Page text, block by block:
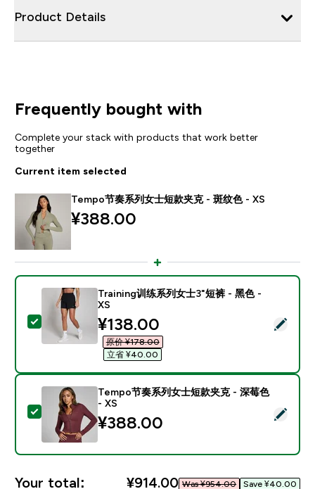
Product Details
Frequently bought with
Complete your stack with products that work better
together
Current item selected
Tempo节奏系列女士短款夹克 - 斑纹色 - XS
¥388.00‎
Select this product - Training训练系列女士3"短裤 - 黑
Training训练系列女士3"短裤 - 黑色 -
XS
discounted price
¥138.00‎
原价 ¥178.00‎
立省 ¥40.00‎
Select this product - Tempo节奏系列女士短款夹克 -
Tempo节奏系列女士短款夹克 - 深莓色
- XS
¥388.00‎
Your total: ¥914.00‎ Was ¥954.00‎ Save ¥40.00‎